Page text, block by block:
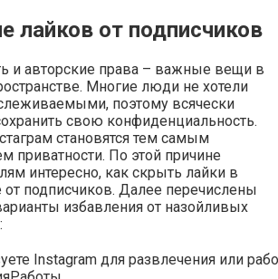
лайков от подписчиков
и авторские права – важные вещи в
Многие люди не хотели
поэтому всячески
свою конфиденциальность.
становятся тем самым
приватности. По этой причине
интересно, как скрыть лайки в
от подписчиков. Далее перечислены
избавления от назойливых
Instagram для развлечения или